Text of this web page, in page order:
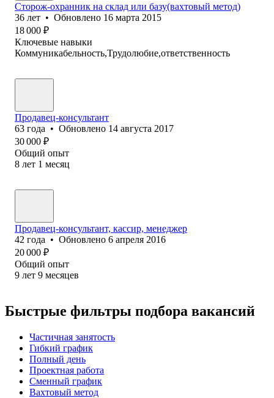
Сторож-охранник на склад или базу(вахтовый метод)
36 лет • Обновлено 16 марта 2015
18 000 ₽
Ключевые навыки
Коммуникабельность,Трудолюбие,ответственность
Продавец-консультант
63 года • Обновлено 14 августа 2017
30 000 ₽
Общий опыт
8 лет 1 месяц
Продавец-консультант, кассир, менеджер
42 года • Обновлено 6 апреля 2016
20 000 ₽
Общий опыт
9 лет 9 месяцев
Быстрые фильтры подбора вакансий
Частичная занятость
Гибкий график
Полный день
Проектная работа
Сменный график
Вахтовый метод